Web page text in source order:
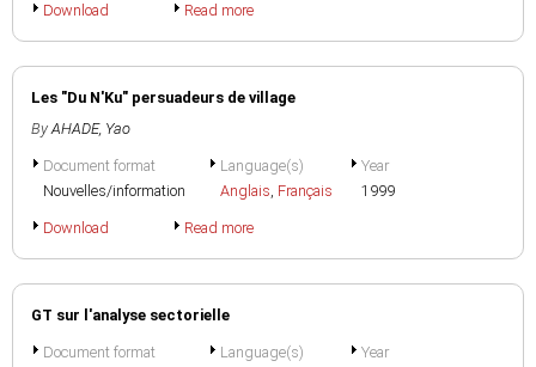
Download Read more
Les "Du N'Ku" persuadeurs de village
By AHADE, Yao
Document format
Nouvelles/information
Language(s)
Anglais, Français
Year
1999
Download Read more
GT sur l'analyse sectorielle
Document format
Language(s)
Year